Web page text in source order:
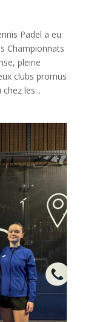
Padel a eu
Championnats
pleine
clubs promus
les...